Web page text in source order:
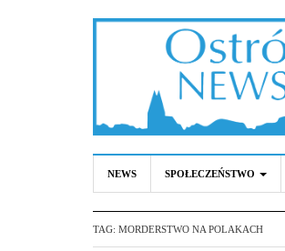
NEWS SPOŁECZEŃSTWO
TAG: MORDERSTWO NA POLAKACH